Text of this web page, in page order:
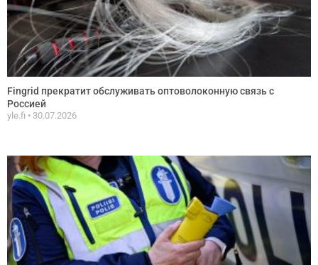
Fingrid прекратит обслуживать оптоволоконную связь с
Россией
yle.fi 30.07.2026